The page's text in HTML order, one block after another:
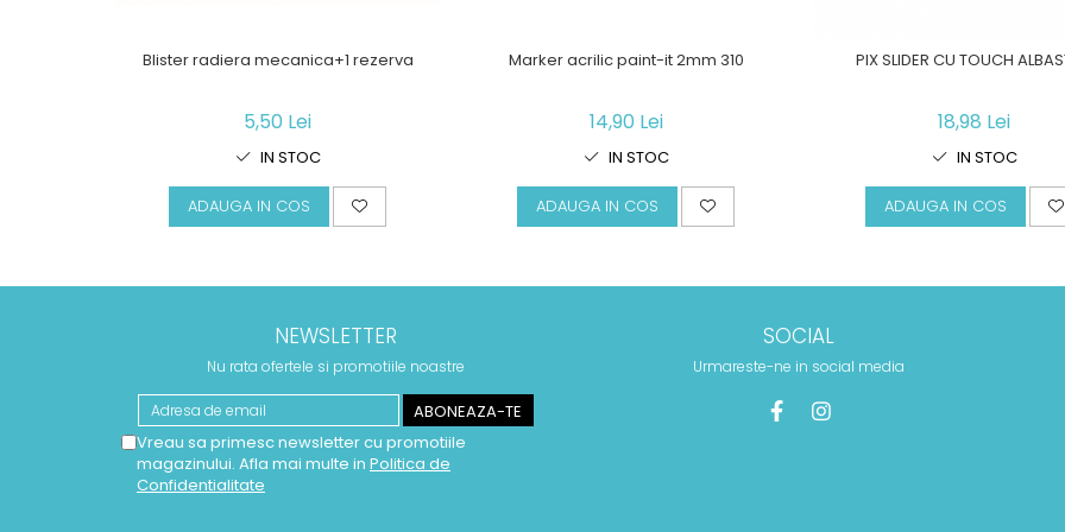
Blister radiera mecanica+1 rezerva
5,50 Lei
IN STOC
ADAUGA IN COS
Marker acrilic paint-it 2mm 310
14,90 Lei
IN STOC
ADAUGA IN COS
PIX SLIDER CU TOUCH
18,98 Lei
IN STOC
ADAUGA IN COS
NEWSLETTER
Nu rata ofertele si promotiile noastre
Vreau sa primesc newsletter cu promotiile
magazinului. Afla mai multe in Politica de
Confidentialitate
SOCIAL
Urmareste-ne in social media